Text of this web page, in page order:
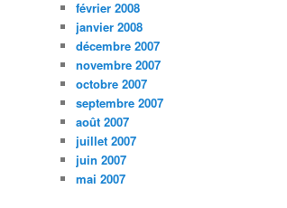
février 2008
janvier 2008
décembre 2007
novembre 2007
octobre 2007
septembre 2007
août 2007
juillet 2007
juin 2007
mai 2007